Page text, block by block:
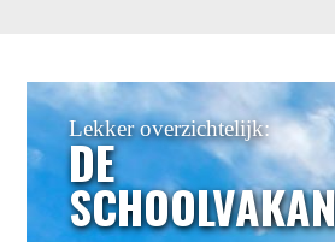
Lekker overzichtelijk:
DE